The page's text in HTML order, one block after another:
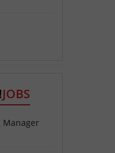
JOBS
Manager